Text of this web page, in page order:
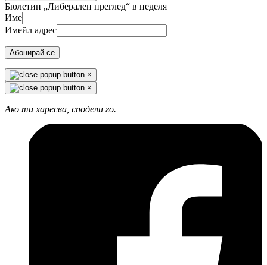
Бюлетин „Либерален преглед“ в неделя
Име
Имейл адрес
Абонирай се
×
×
Ако ти харесва, сподели го.